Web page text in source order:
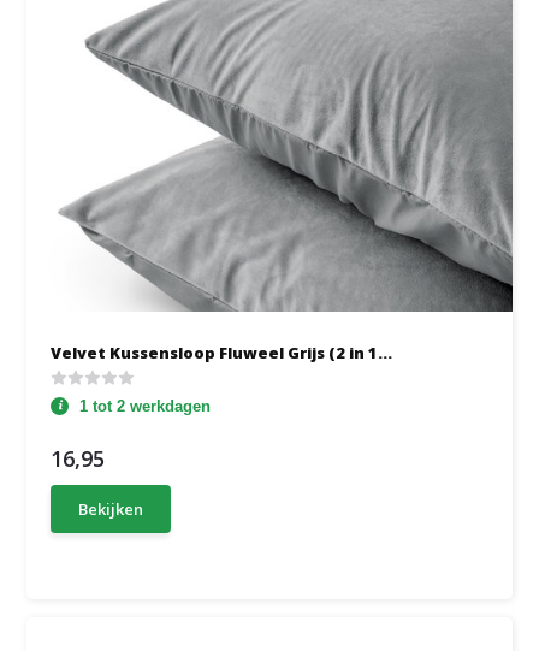
Velvet Kussensloop Fluweel Grijs (2 in 1...
1 tot 2 werkdagen
16,95
Bekijken